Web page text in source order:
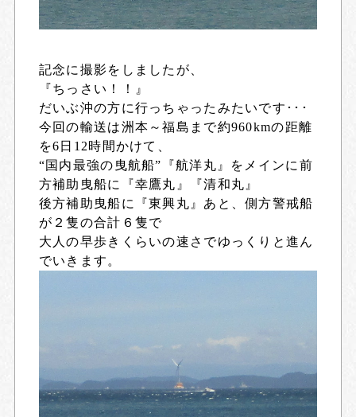
記念に撮影をしましたが、
『ちっさい！！』
だいぶ沖の方に行っちゃったみたいです･･･
今回の輸送は洲本～福島まで約960kmの距離
を6日12時間かけて、
“国内最強の曳航船”『航洋丸』をメインに前
方補助曳船に『幸鷹丸』『清和丸』
後方補助曳船に『東興丸』あと、側方警戒船
が２隻の合計６隻で
大人の早歩きくらいの速さでゆっくりと進ん
でいきます。